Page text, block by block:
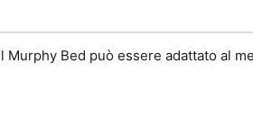
Bed può essere adattato al